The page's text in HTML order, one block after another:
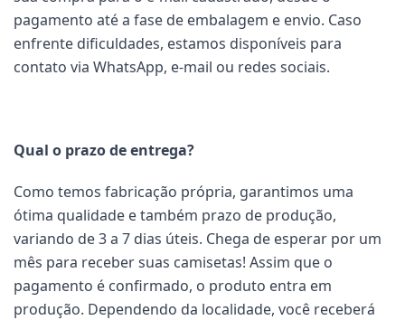
pagamento até a fase de embalagem e envio. Caso
enfrente dificuldades, estamos disponíveis para
contato via WhatsApp, e-mail ou redes sociais.
Qual o prazo de entrega?
Como temos fabricação própria, garantimos uma
ótima qualidade e também prazo de produção,
variando de 3 a 7 dias úteis. Chega de esperar por um
mês para receber suas camisetas! Assim que o
pagamento é confirmado, o produto entra em
produção. Dependendo da localidade, você receberá